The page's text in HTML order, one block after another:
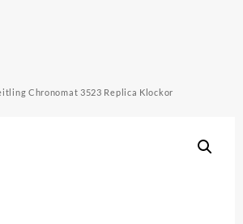
Chronomat 3523 Replica Klockor